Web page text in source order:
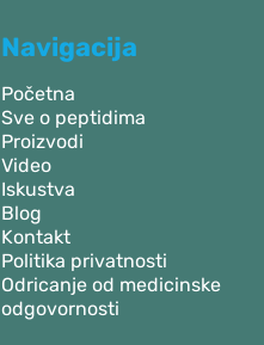
Navigacija
Početna
Sve o peptidima
Proizvodi
Video
Iskustva
Blog
Kontakt
Politika privatnosti
Odricanje od medicinske
odgovornosti